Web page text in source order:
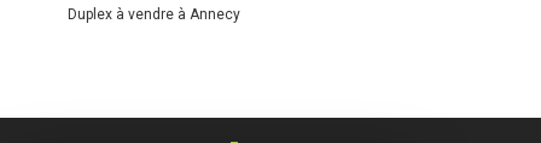
Duplex à vendre à Annecy